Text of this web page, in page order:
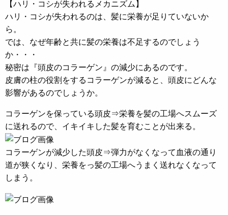
【ハリ・コシが失われるメカニズム】
ハリ・コシが失われるのは、髪に栄養が足りていないか
ら。
では、なぜ年齢と共に髪の栄養は不足するのでしょう
か・・・
秘密は『頭皮のコラーゲン』の減少にあるのです。
皮膚の柱の役割をするコラーゲンが減ると、頭皮にどんな
影響があるのでしょうか。
コラーゲンを保っている頭皮⇒栄養を髪の工場へスムーズ
に送れるので、イキイキした髪を育むことが出来る。
コラーゲンが減少した頭皮⇒弾力がなくなって血液の通り
道が狭くなり、栄養をっ髪の工場へうまく送れなくなって
しまう。